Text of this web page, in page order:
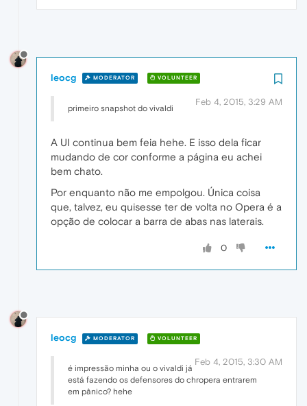
leocg MODERATOR VOLUNTEER
Feb 4, 2015, 3:29 AM
primeiro snapshot do vivaldi
A UI continua bem feia hehe. E isso dela ficar
mudando de cor conforme a página eu achei
bem chato.
Por enquanto não me empolgou. Única coisa
que, talvez, eu quisesse ter de volta no Opera é a
opção de colocar a barra de abas nas laterais.
0
leocg MODERATOR VOLUNTEER
Feb 4, 2015, 3:30 AM
é impressão minha ou o vivaldi já
está fazendo os defensores do chropera entrarem
em pânico? hehe